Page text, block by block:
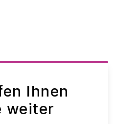
Ihnen
weiter